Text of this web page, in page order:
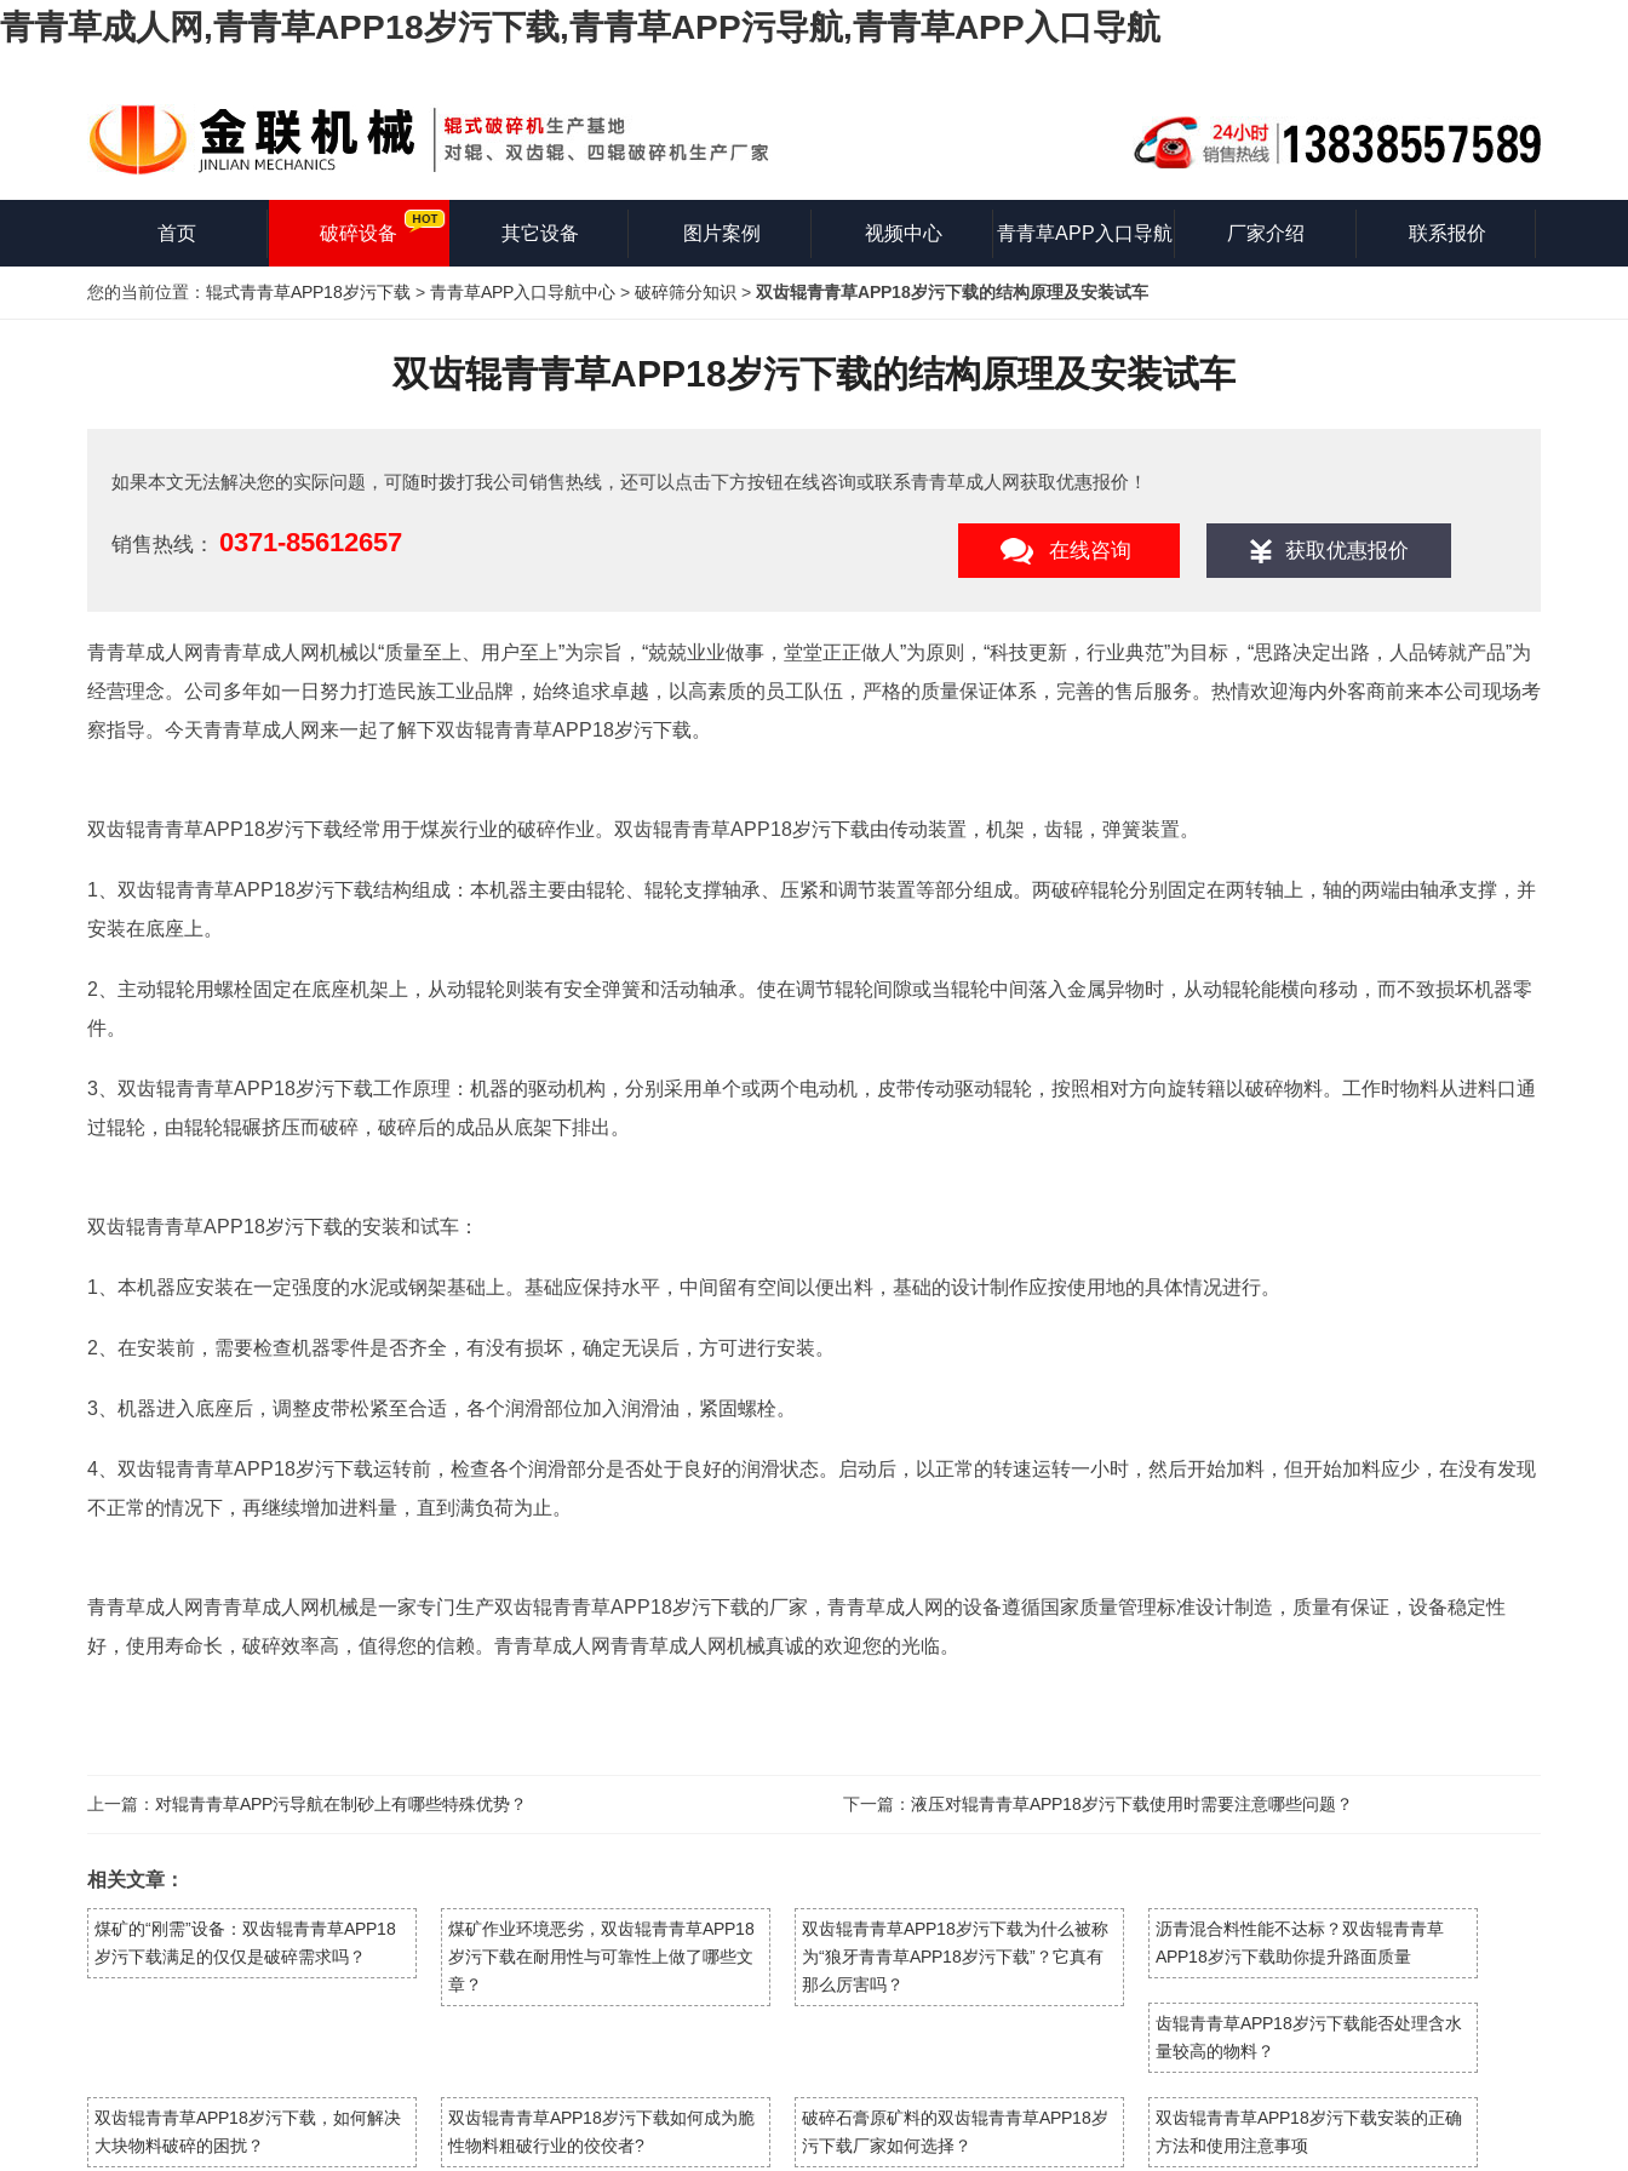
青青草成人网,青青草APP18岁污下载,青青草APP污导航,青青草APP入口导航
首页 破碎设备 其它设备 图片案例 视频中心 青青草APP入口导航
知识
厂家介绍 联系报价
您的当前位置： 辊式青青草APP18岁污下载 > 青青草APP入口导航中心 > 破碎筛分知识 > 双齿辊青青草APP18岁污下载的结构原理及安装试车
双齿辊青青草APP18岁污下载的结构原理及安装试车
如果本文无法解决您的实际问题，可随时拨打我公司销售热线，还可以点击下方按钮在线咨询或联系青青草成人网获取优惠报价！
销售热线： 0371-85612657 在线咨询 获取优惠报价
青青草成人网青青草成人网机械以“质量至上、用户至上”为宗旨，“兢兢业业做事，堂堂正正做人”为原则，“科技更新，行业典范”为目标，“思路决定出路，人品铸就产品”为
经营理念。公司多年如一日努力打造民族工业品牌，始终追求卓越，以高素质的员工队伍，严格的质量保证体系，完善的售后服务。热情欢迎海内外客商前来本公司现场考
察指导。今天青青草成人网来一起了解下双齿辊青青草APP18岁污下载。
双齿辊青青草APP18岁污下载经常用于煤炭行业的破碎作业。双齿辊青青草APP18岁污下载由传动装置，机架，齿辊，弹簧装置。
1、双齿辊青青草APP18岁污下载结构组成：本机器主要由辊轮、辊轮支撑轴承、压紧和调节装置等部分组成。两破碎辊轮分别固定在两转轴上，轴的两端由轴承支撑，并
安装在底座上。
2、主动辊轮用螺栓固定在底座机架上，从动辊轮则装有安全弹簧和活动轴承。使在调节辊轮间隙或当辊轮中间落入金属异物时，从动辊轮能横向移动，而不致损坏机器零
件。
3、双齿辊青青草APP18岁污下载工作原理：机器的驱动机构，分别采用单个或两个电动机，皮带传动驱动辊轮，按照相对方向旋转籍以破碎物料。工作时物料从进料口通
过辊轮，由辊轮辊碾挤压而破碎，破碎后的成品从底架下排出。
双齿辊青青草APP18岁污下载的安装和试车：
1、本机器应安装在一定强度的水泥或钢架基础上。基础应保持水平，中间留有空间以便出料，基础的设计制作应按使用地的具体情况进行。
2、在安装前，需要检查机器零件是否齐全，有没有损坏，确定无误后，方可进行安装。
3、机器进入底座后，调整皮带松紧至合适，各个润滑部位加入润滑油，紧固螺栓。
4、双齿辊青青草APP18岁污下载运转前，检查各个润滑部分是否处于良好的润滑状态。启动后，以正常的转速运转一小时，然后开始加料，但开始加料应少，在没有发现
不正常的情况下，再继续增加进料量，直到满负荷为止。
青青草成人网青青草成人网机械是一家专门生产双齿辊青青草APP18岁污下载的厂家，青青草成人网的设备遵循国家质量管理标准设计制造，质量有保证，设备稳定性
好，使用寿命长，破碎效率高，值得您的信赖。青青草成人网青青草成人网机械真诚的欢迎您的光临。
上一篇： 对辊青青草APP污导航在制砂上有哪些特殊优势？ 下一篇： 液压对辊青青草APP18岁污下载使用时需要注意哪些问题？
相关文章：
煤矿的“刚需”设备：双齿辊青青草APP18
岁污下载满足的仅仅是破碎需求吗？
煤矿作业环境恶劣，双齿辊青青草APP18
岁污下载在耐用性与可靠性上做了哪些文
章？
双齿辊青青草APP18岁污下载为什么被称
为“狼牙青青草APP18岁污下载”？它真有
那么厉害吗？
沥青混合料性能不达标？双齿辊青青草
APP18岁污下载助你提升路面质量
齿辊青青草APP18岁污下载能否处理含水
量较高的物料？
双齿辊青青草APP18岁污下载，如何解决
大块物料破碎的困扰？
双齿辊青青草APP18岁污下载如何成为脆
性物料粗破行业的佼佼者?
破碎石膏原矿料的双齿辊青青草APP18岁
污下载厂家如何选择？
双齿辊青青草APP18岁污下载安装的正确
方法和使用注意事项